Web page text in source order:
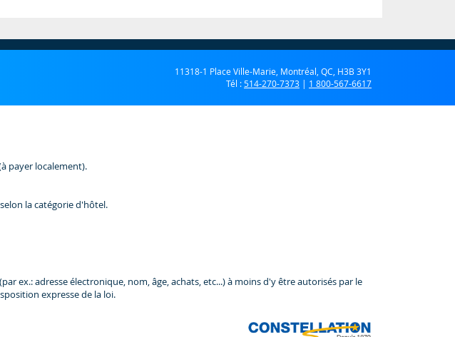
11318-1 Place Ville-Marie, Montréal, QC, H3B 3Y1
Tél :514-270-7373 | 1 800-567-6617
payer localement).
la catégorie d'hôtel.
ex.: adresse électronique, nom, âge, achats, etc...) à moins d'y être autorisés par le
expresse de la loi.